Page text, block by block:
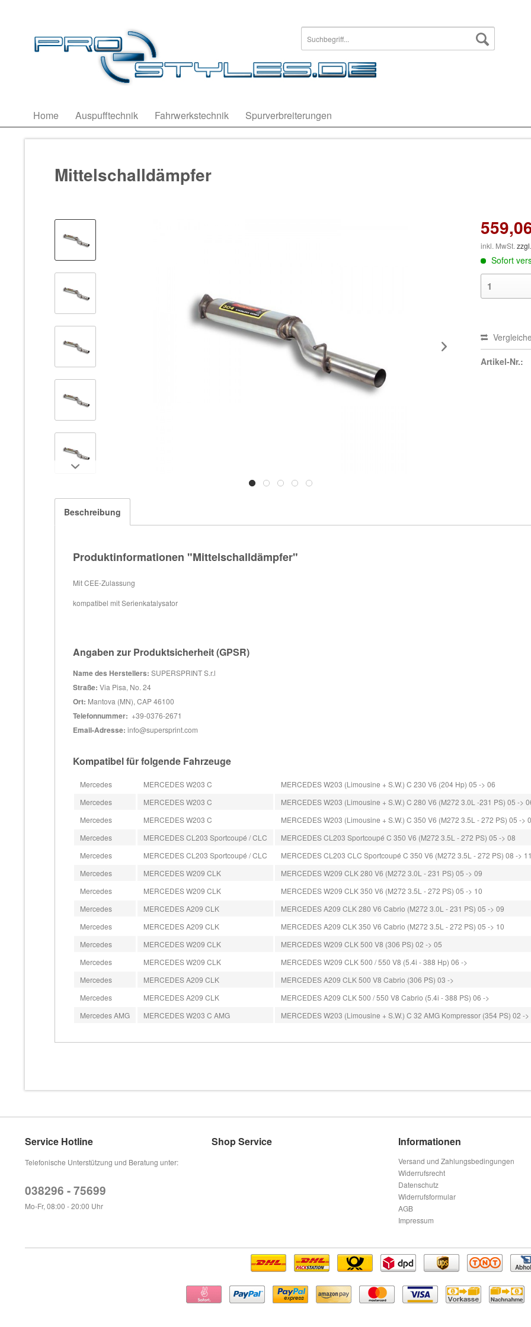
Home Auspufftechnik Fahrwerkstechnik Spurverbreiterungen
Mittelschalldämpfer
inkl. MwSt.
Sofort
Artikel-Nr.:
Beschreibung
Produktinformationen "Mittelschalldämpfer"
Mit CEE-Zulassung
kompatibel mit Serienkatalysator
Angaben zur Produktsicherheit (GPSR)
Name des Herstellers: SUPERSPRINT S.r.l
Straße: Via Pisa, No. 24
Ort: Mantova (MN), CAP 46100
Telefonnummer: +39-0376-2671
Email-Adresse: info@supersprint.com
Kompatibel für folgende Fahrzeuge
Mercedes MERCEDES W203 C
MERCEDES W203 (Limousine + S.W.) C 230 V6 (204 Hp) 05 -> 06
Mercedes
MERCEDES W203 C
MERCEDES W203 (Limousine + S.W.) C 280 V6 (M272 3.0L -231 PS) 05 ->
Mercedes
MERCEDES W203 C
MERCEDES W203 (Limousine + S.W.) C 350 V6 (M272 3.5L - 272 PS) 05 ->
Mercedes
MERCEDES CL203 Sportcoupé / CLC
MERCEDES CL203 Sportcoupé C 350 V6 (M272 3.5L - 272 PS) 05 -> 08
Mercedes
MERCEDES CL203 Sportcoupé / CLC
MERCEDES CL203 CLC Sportcoupé C 350 V6 (M272 3.5L - 272 PS) 08 -> 11
Mercedes
MERCEDES W209 CLK
MERCEDES W209 CLK 280 V6 (M272 3.0L - 231 PS) 05 -> 09
Mercedes
MERCEDES W209 CLK
MERCEDES W209 CLK 350 V6 (M272 3.5L - 272 PS) 05 -> 10
Mercedes
MERCEDES A209 CLK
MERCEDES A209 CLK 280 V6 Cabrio (M272 3.0L - 231 PS) 05 -> 09
Mercedes
MERCEDES A209 CLK
MERCEDES A209 CLK 350 V6 Cabrio (M272 3.5L - 272 PS) 05 -> 10
Mercedes
MERCEDES W209 CLK
MERCEDES W209 CLK 500 V8 (306 PS) 02 -> 05
Mercedes
MERCEDES W209 CLK
MERCEDES W209 CLK 500 / 550 V8 (5.4i - 388 Hp) 06 ->
Mercedes
MERCEDES A209 CLK
MERCEDES A209 CLK 500 V8 Cabrio (306 PS) 03 ->
Mercedes
MERCEDES A209 CLK
MERCEDES A209 CLK 500 / 550 V8 Cabrio (5.4i - 388 PS) 06 ->
Mercedes AMG
MERCEDES W203 C AMG MERCEDES W203 (Limousine + S.W.) C 32 AMG Kompressor (354 PS) 02 ->
Service Hotline
Telefonische Unterstützung und Beratung unter:
038296 - 75699
Mo-Fr, 08:00 - 20:00 Uhr
Shop Service Informationen
Versand und Zahlungsbedingungen
Widerrufsrecht
Datenschutz
Widerrufsformular
AGB
Impressum